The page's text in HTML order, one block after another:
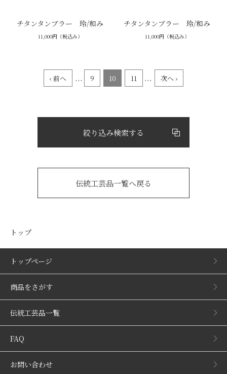
チタンタンブラー 玲/和み
11,000円（税込み）
チタンタンブラー 玲/和み
11,000円（税込み）
‹ 前へ ... 9 10 11 ... 次へ ›
絞り込み検索する
伝統工芸品一覧へ戻る
トップ
トップページ
商品をさがす
伝統工芸品一覧
FAQ
お問い合わせ